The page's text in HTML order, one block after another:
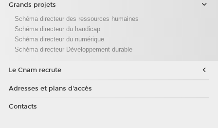
Grands projets
Schéma directeur des ressources humaines
Schéma directeur du handicap
Schéma directeur du numérique
Schéma directeur Développement durable
Le Cnam recrute
Adresses et plans d'accès
Contacts